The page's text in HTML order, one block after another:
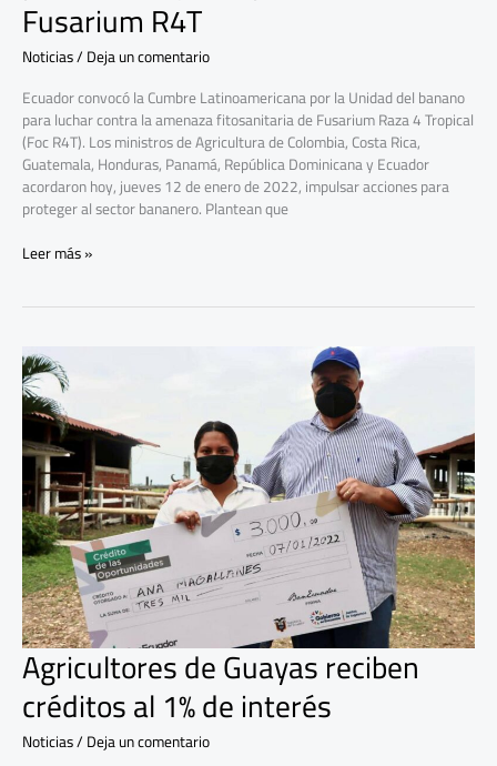
Fusarium R4T
Noticias/Deja un comentario
Ecuador convocó la Cumbre Latinoamericana por la Unidad del banano
para luchar contra la amenaza fitosanitaria de Fusarium Raza 4 Tropical
(Foc R4T). Los ministros de Agricultura de Colombia, Costa Rica,
Guatemala, Honduras, Panamá, República Dominicana y Ecuador
acordaron hoy, jueves 12 de enero de 2022, impulsar acciones para
proteger al sector bananero. Plantean que
Leer más »
Agricultores de Guayas reciben
créditos al 1% de interés
Noticias/Deja un comentario
Agricultores
de
Guayas
reciben
créditos
1%
de
interés